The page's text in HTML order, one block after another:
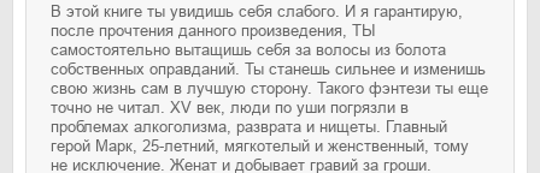
В этой книге ты увидишь себя слабого. И я гарантирую,
после прочтения данного произведения, ТЫ
самостоятельно вытащишь себя за волосы из болота
собственных оправданий. Ты станешь сильнее и изменишь
свою жизнь сам в лучшую сторону. Такого фэнтези ты еще
точно не читал. XV век, люди по уши погрязли в
проблемах алкоголизма, разврата и нищеты. Главный
герой Марк, 25-летний, мягкотелый и женственный, тому
не исключение. Женат и добывает гравий за гроши.